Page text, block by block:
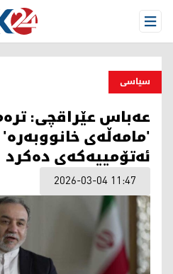
Open Menu
سیاسی
عەباس عێراقچی:
'مامەڵەی
ئەتۆمییەکەی دەکرد
2026-03-04 11:47